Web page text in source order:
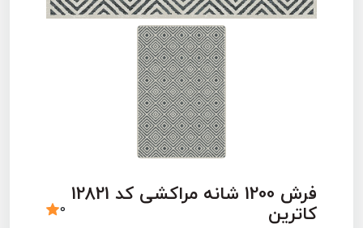
فرش 1200 شانه مراکشی کد 12821
کاترین
0